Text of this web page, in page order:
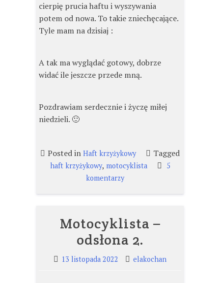
cierpię prucia haftu i wyszywania
potem od nowa. To takie zniechęcające.
Tyle mam na dzisiaj :
A tak ma wyglądać gotowy, dobrze
widać ile jeszcze przede mną.
Pozdrawiam serdecznie i życzę miłej
niedzieli. 🙂
Posted in Haft krzyżykowy Tagged
haft krzyżykowy, motocyklista
5
komentarzydo
3.
Motocyklista –
odsłona 2.
13 listopada 2022 elakochan